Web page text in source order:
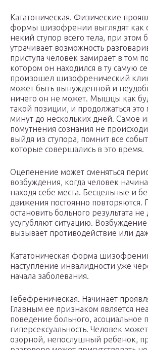
Кататоническая. Физические
формы шизофрении выглядят как
некий ступор всего тела, при этом
утрачивает возможность
приступа человек замирает в том
котором он находился в ту самую
произошел шизофренический
может быть вынужденной и
ничего он не может. Мышцы как
такой позиции, и продолжаться
минут до нескольких дней. Самое
помутнения сознания не
выйдя из ступора, помнит все
которые совершались в это время.
Оцепенение может сменяться
возбуждения, когда человек
находя себе места. Бесцельные и
движения постоянно повторяются.
остановить больного результата
усугубляют ситуацию. Возбуждение
вызывает противодействие или
Кататоническая форма
наступление инвалидности уже
начала заболевания.
Гебефреническая. Начинает
Главным ее признаком является
поведение больного, асоциальное
гиперсексуальность. Человек
озорной, непослушный ребенок,